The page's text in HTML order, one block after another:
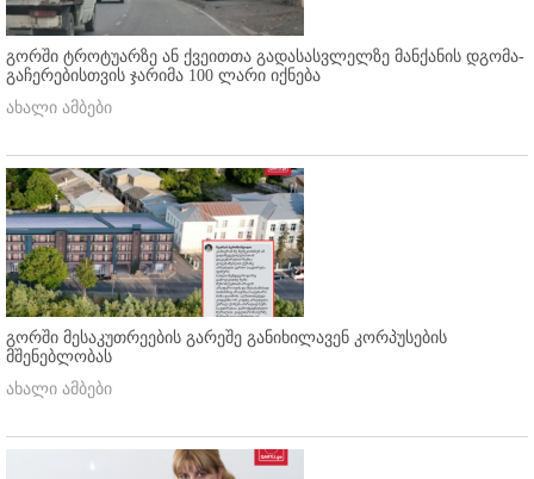
გორში ტროტუარზე ან ქვეითთა გადასასვლელზე მანქანის დგომა-
გაჩერებისთვის ჯარიმა 100 ლარი იქნება
ახალი ამბები
გორში მესაკუთრეების გარეშე განიხილავენ კორპუსების
მშენებლობას
ახალი ამბები